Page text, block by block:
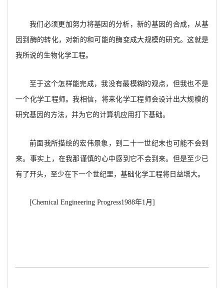
我们必须更加努力将基因的分析，新的基因的合成，从基
因到酶的转化，对新的和可能的酶变成大规模的研究。这就是
我所说的生物化学工程。
至于这个怎样能完成，我没有最模糊的观点，但我也不是
一个化学工程师。我相信，将来化学工程师会设计出大规模的
研究基因的方法，并为它的计算机应用打下基础。
前面我所描绘的宏伟景象，到二十一世纪末也可能不会到
来。事实上，在我那谨慎的心中感到它不会到来。但是至少已
有了开头，至少在下一个世纪里，基础化学工程将日益增大。
[Chemical Engineering Progress1988年1月]